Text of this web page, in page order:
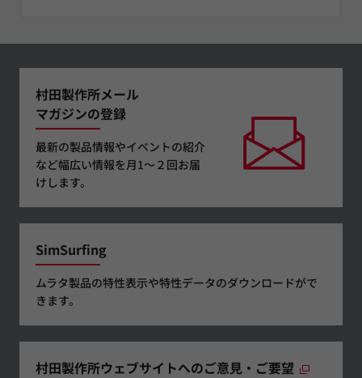
村田製作所メール
マガジンの登録
最新の製品情報やイベントの紹介
など幅広い情報を月1～２回お届
けします。
SimSurfing
ムラタ製品の特性表示や特性データのダウンロードがで
きます。
村田製作所ウェブサイトへのご意見・ご要望